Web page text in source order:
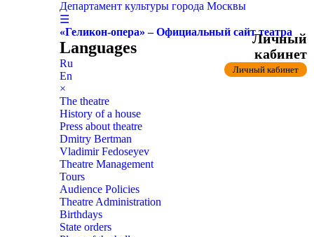
Департамент культуры города Москвы
☰
«Геликон-опера» – Официальный сайт театра
Languages
Ru
En
×
The theatre
History of a house
Press about theatre
Dmitry Bertman
Vladimir Fedoseyev
Theatre Management
Tours
Audience Policies
Theatre Administration
Birthdays
State orders
Личный
кабинет
Личный кабинет